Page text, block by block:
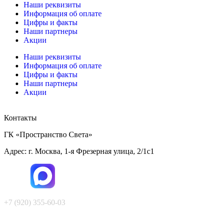
Наши реквизиты
Информация об оплате
Цифры и факты
Наши партнеры
Акции
Наши реквизиты
Информация об оплате
Цифры и факты
Наши партнеры
Акции
Контакты
ГК «Пространство Света»
Адрес: г. Москва, 1-я Фрезерная улица, 2/1с1
+7 (920) 355-60-03